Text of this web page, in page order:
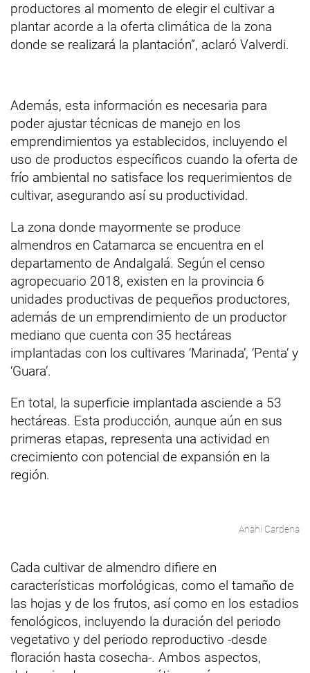
productores al momento de elegir el cultivar a
plantar acorde a la oferta climática de la zona
donde se realizará la plantación”, aclaró Valverdi.
Además, esta información es necesaria para
poder ajustar técnicas de manejo en los
emprendimientos ya establecidos, incluyendo el
uso de productos específicos cuando la oferta de
frío ambiental no satisface los requerimientos de
cultivar, asegurando así su productividad.
La zona donde mayormente se produce
almendros en Catamarca se encuentra en el
departamento de Andalgalá. Según el censo
agropecuario 2018, existen en la provincia 6
unidades productivas de pequeños productores,
además de un emprendimiento de un productor
mediano que cuenta con 35 hectáreas
implantadas con los cultivares ‘Marinada’, ‘Penta’ y
‘Guara’.
En total, la superficie implantada asciende a 53
hectáreas. Esta producción, aunque aún en sus
primeras etapas, representa una actividad en
crecimiento con potencial de expansión en la
región.
Anahi Cardena
Cada cultivar de almendro difiere en
características morfológicas, como el tamaño de
las hojas y de los frutos, así como en los estadios
fenológicos, incluyendo la duración del periodo
vegetativo y del periodo reproductivo -desde
floración hasta cosecha-. Ambos aspectos,